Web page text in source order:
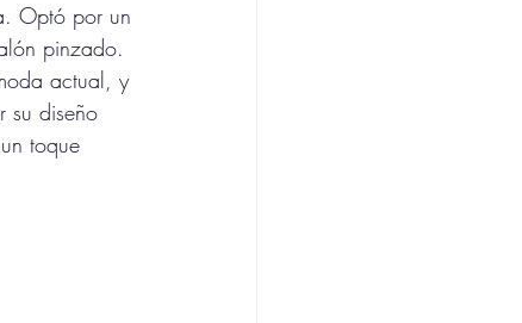
Optó por un
pinzado.
actual, y
su diseño
toque